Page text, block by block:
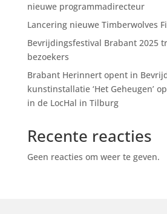
nieuwe programmadirecteur
Lancering nieuwe Timberwolves
Bevrijdingsfestival Brabant 2025
bezoekers
Brabant Herinnert opent in
kunstinstallatie ‘Het Geheugen’
in de LocHal in Tilburg
Recente reacties
Geen reacties om weer te geven.